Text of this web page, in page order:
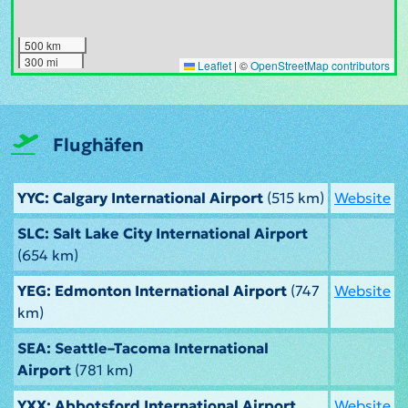
500 km
300 mi
Leaflet | ©OpenStreetMap contributors
Flughäfen
YYC: Calgary International Airport (515 km) Website
SLC: Salt Lake City International Airport
(654 km)
YEG: Edmonton International Airport (747
km)
Website
SEA: Seattle–Tacoma International
Airport(781 km)